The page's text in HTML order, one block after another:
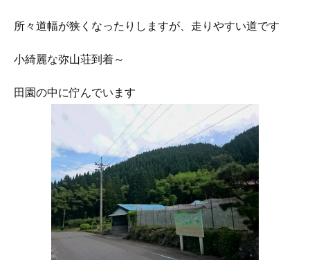
所々道幅が狭くなったりしますが、走りやすい道です
小綺麗な弥山荘到着～
田園の中に佇んでいます